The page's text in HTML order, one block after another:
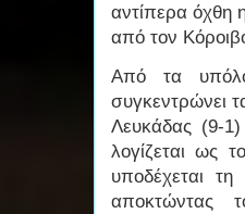
αντίπερα όχθη
από τον
Από τα
συγκεντρώνει
Λευκάδας (9-
λογίζεται ως
υποδέχεται
αποκτώντας